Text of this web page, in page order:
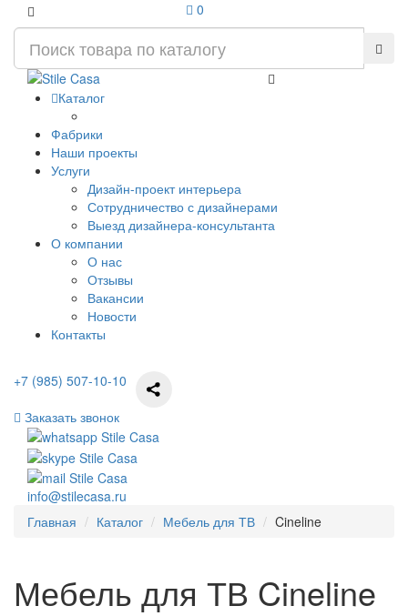
0
Каталог
Фабрики
Наши проекты
Услуги
Дизайн-проект интерьера
Сотрудничество с дизайнерами
Выезд дизайнера-консультанта
О компании
О нас
Отзывы
Вакансии
Новости
Контакты
+7 (985) 507-10-10
Заказать звонок
info@stilecasa.ru
Главная
Каталог Мебель для ТВ Cineline
Мебель для ТВ Cineline